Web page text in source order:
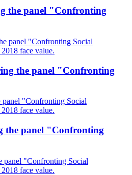
the panel "Confronting
the panel "Confronting
the panel "Confronting